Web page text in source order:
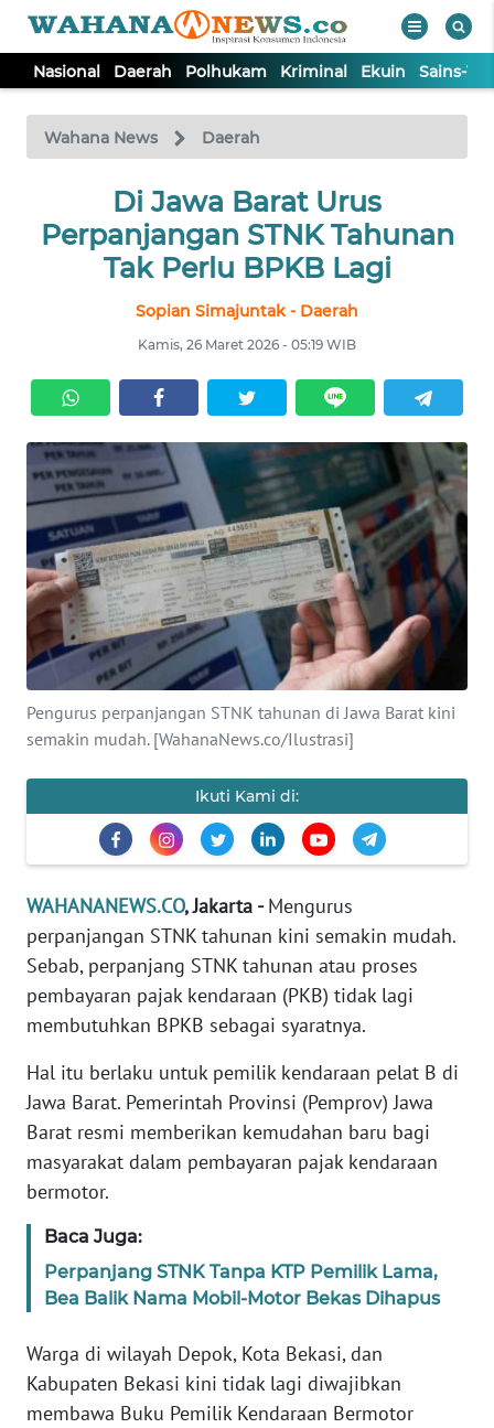
Nasional Daerah Polhukam Kriminal Ekuin Sains-
Wahana News Daerah
Di Jawa Barat Urus
Perpanjangan STNK Tahunan
Tak Perlu BPKB Lagi
Sopian Simajuntak - Daerah
Kamis, 26 Maret 2026 - 05:19 WIB
Pengurus perpanjangan STNK tahunan di Jawa Barat kini
semakin mudah. [WahanaNews.co/Ilustrasi]
Ikuti Kami di:
WAHANANEWS.CO, Jakarta -Mengurus
perpanjangan STNK tahunan kini semakin mudah.
Sebab, perpanjang STNK tahunan atau proses
pembayaran pajak kendaraan (PKB) tidak lagi
membutuhkan BPKB sebagai syaratnya.
Hal itu berlaku untuk pemilik kendaraan pelat B di
Jawa Barat. Pemerintah Provinsi (Pemprov) Jawa
Barat resmi memberikan kemudahan baru bagi
masyarakat dalam pembayaran pajak kendaraan
bermotor.
Baca Juga:
Perpanjang STNK Tanpa KTP Pemilik Lama,
Bea Balik Nama Mobil-Motor Bekas Dihapus
Warga di wilayah Depok, Kota Bekasi, dan
Kabupaten Bekasi kini tidak lagi diwajibkan
membawa Buku Pemilik Kendaraan Bermotor
TV
Tutup
KRIMINAL
EKUIN
SAINS-TEKNO
KESEHATAN
INTERNASIONAL
SERBA-SERBI
PENDIDIKAN
OLAHRAGA
EDITORIAL
Informasi
BERITA
KONTAK
IKLAN
TENTANG
PEDOMAN
MEDIA
SIBER